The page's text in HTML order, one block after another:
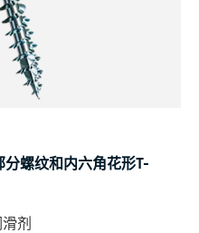
螺纹和内六角花形T-
剂